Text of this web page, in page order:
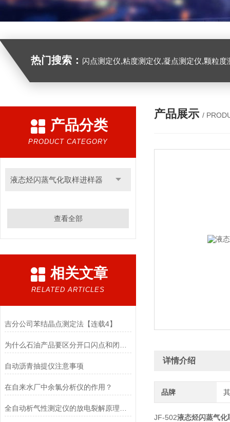
热门搜索： 闪点测定仪,粘度测定仪,凝点测定仪,颗粒
产品分类
PRODUCT CATEGORY
液态烃闪蒸气化取样进样器
查看全部
相关文章
RELATED ARTICLES
吉分公司苯结晶点测定法【连载4】
自动沥青抽提仪注意事项
在自来水厂中余氯分析仪的作用？
产品展示 /
详情介绍
品牌
JF-502液态烃闪蒸气化